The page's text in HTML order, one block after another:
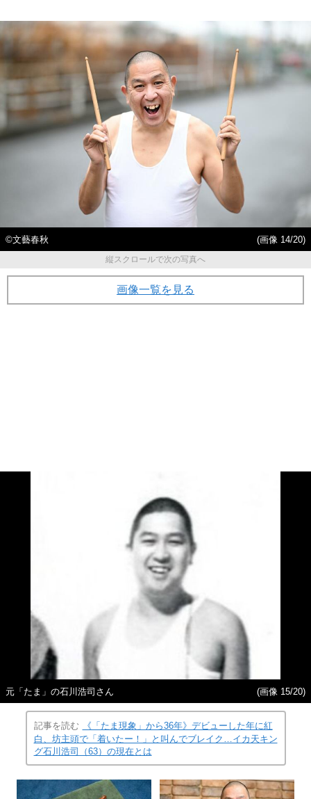
©︎文藝春秋
(画像 14/20)
縦スクロールで次の写真へ
画像一覧を見る
元「たま」の石川浩司さん (画像 15/20)
記事を読む
《「たま現象」から36年》デビューした年に紅
白、坊主頭で「着いたー！」と叫んでブレイク…イカ天キン
グ石川浩司（63）の現在とは